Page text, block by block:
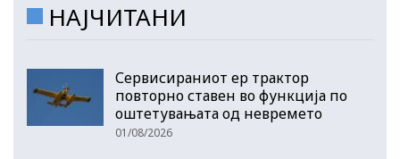
НАЈЧИТАНИ
Сервисираниот ер трактор
повторно ставен во функција по
оштетувањата од невремето
01/08/2026